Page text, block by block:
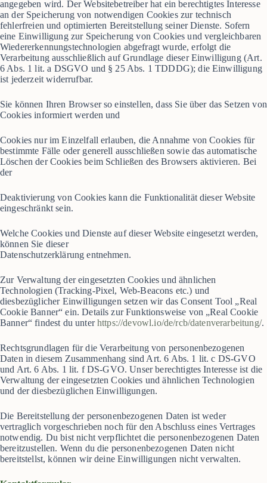
angegeben wird. Der Websitebetreiber hat ein berechtigtes Interesse
an der Speicherung von notwendigen Cookies zur technisch
fehlerfreien und optimierten Bereitstellung seiner Dienste. Sofern
eine Einwilligung zur Speicherung von Cookies und vergleichbaren
Wiedererkennungstechnologien abgefragt wurde, erfolgt die
Verarbeitung ausschließlich auf Grundlage dieser Einwilligung (Art.
6 Abs. 1 lit. a DSGVO und § 25 Abs. 1 TDDDG); die Einwilligung
ist jederzeit widerrufbar.
Sie können Ihren Browser so einstellen, dass Sie über das Setzen von
Cookies informiert werden und
Cookies nur im Einzelfall erlauben, die Annahme von Cookies für
bestimmte Fälle oder generell ausschließen sowie das automatische
Löschen der Cookies beim Schließen des Browsers aktivieren. Bei
der
Deaktivierung von Cookies kann die Funktionalität dieser Website
eingeschränkt sein.
Welche Cookies und Dienste auf dieser Website eingesetzt werden,
können Sie dieser
Datenschutzerklärung entnehmen.
Zur Verwaltung der eingesetzten Cookies und ähnlichen
Technologien (Tracking-Pixel, Web-Beacons etc.) und
diesbezüglicher Einwilligungen setzen wir das Consent Tool „Real
Cookie Banner“ ein. Details zur Funktionsweise von „Real Cookie
Banner“ findest du unterhttps://devowl.io/de/rcb/datenverarbeitung/.
Rechtsgrundlagen für die Verarbeitung von personenbezogenen
Daten in diesem Zusammenhang sind Art. 6 Abs. 1 lit. c DS-GVO
und Art. 6 Abs. 1 lit. f DS-GVO. Unser berechtigtes Interesse ist die
Verwaltung der eingesetzten Cookies und ähnlichen Technologien
und der diesbezüglichen Einwilligungen.
Die Bereitstellung der personenbezogenen Daten ist weder
vertraglich vorgeschrieben noch für den Abschluss eines Vertrages
notwendig. Du bist nicht verpflichtet die personenbezogenen Daten
bereitzustellen. Wenn du die personenbezogenen Daten nicht
bereitstellst, können wir deine Einwilligungen nicht verwalten.